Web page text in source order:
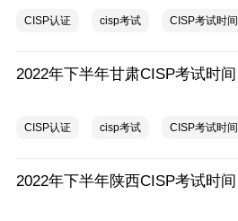
CISP认证 cisp考试 CISP考试时间
2022年下半年甘肃CISP考试时间
CISP认证 cisp考试 CISP考试时间
2022年下半年陕西CISP考试时间